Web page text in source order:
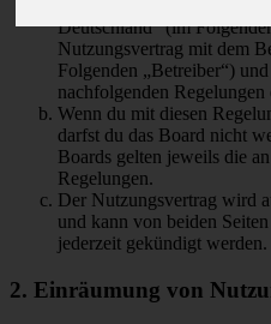
Deutschland“ (im
Nutzungsvertrag mit dem
Folgenden „Betreiber“)
nachfolgenden Regelungen
Wenn du mit diesen
darfst du das Board nicht
Boards gelten jeweils die
Regelungen.
Der Nutzungsvertrag wird
und kann von beiden
jederzeit gekündigt werden.
2. Einräumung von